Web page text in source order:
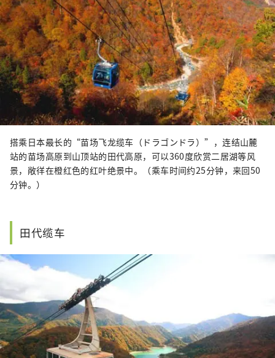
搭乘日本最长的“苗场飞龙缆车（ドラゴンドラ）”，连结山麓
站的苗场高原到山顶站的田代高原，可以360度欣赏二居湖等风
景，敞徉在橙红色的红叶绝景中。（乘车时间约25分钟，来回50
分钟。）
田代缆车